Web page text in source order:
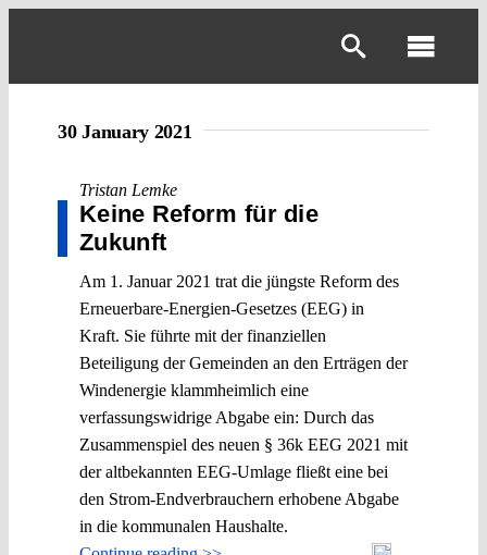
Open Access
Authors
Spotlight
30 January 2021
Tristan Lemke
Keine Reform für die
Zukunft
Am 1. Januar 2021 trat die jüngste Reform des
Erneuerbare-Energien-Gesetzes (EEG) in
Kraft. Sie führte mit der finanziellen
Beteiligung der Gemeinden an den Erträgen der
Windenergie klammheimlich eine
verfassungswidrige Abgabe ein: Durch das
Zusammenspiel des neuen § 36k EEG 2021 mit
der altbekannten EEG-Umlage fließt eine bei
den Strom-Endverbrauchern erhobene Abgabe
in die kommunalen Haushalte.